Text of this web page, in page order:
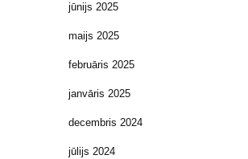
jūnijs 2025
maijs 2025
februāris 2025
janvāris 2025
decembris 2024
jūlijs 2024